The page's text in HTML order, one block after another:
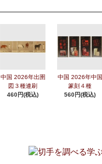
中国 2026年出圉
図３種連刷
460円(税込)
中国 2026年中国
篆刻４種
560円(税込)